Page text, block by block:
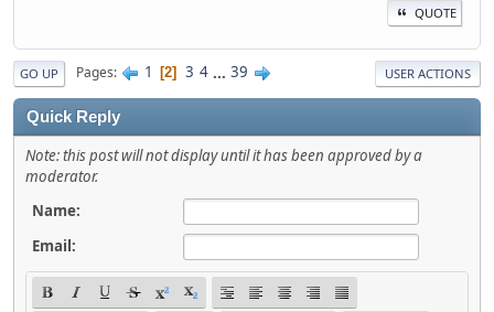
QUOTE
GO UP Pages 1 2 3 4 ... 39 USER ACTIONS
Quick Reply
Note: this post will not display until it has been approved by a
moderator.
Name:
Email: